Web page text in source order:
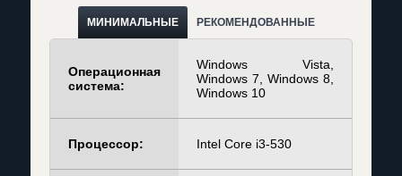
МИНИМАЛЬНЫЕ РЕКОМЕНДОВАННЫЕ
Операционная
система:
Windows Vista,
Windows 7, Windows 8,
Windows 10
Процессор: Intel Core i3-530